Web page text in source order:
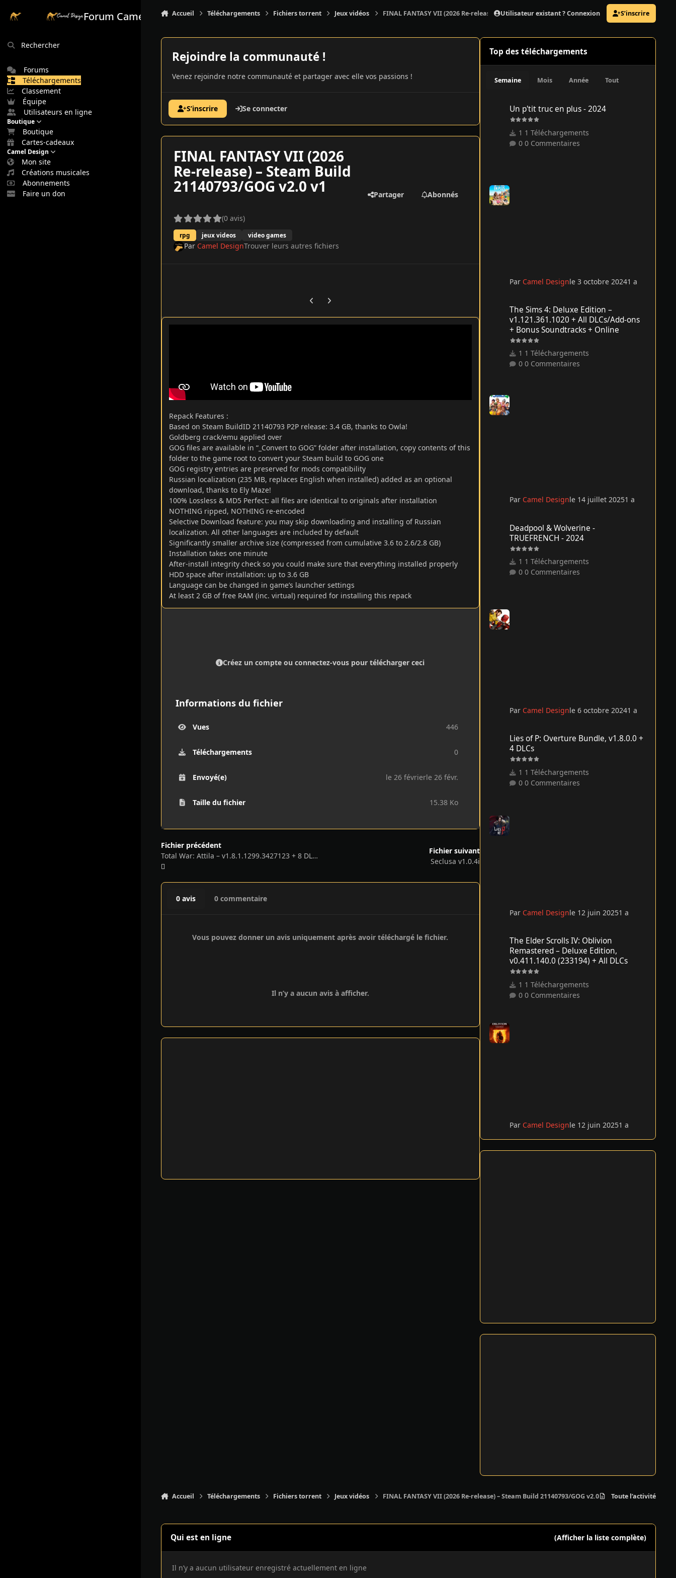
Forum Camel Design
Rechercher
Forums
Téléchargements
Classement
Équipe
Utilisateurs en ligne
Boutique
Boutique
Cartes-cadeaux
Camel Design
Mon site
Créations musicales
Abonnements
Faire un don
Accueil Téléchargements Fichiers torrent Jeux vidéos FINAL FANTASY VII (2026 Re-release) – Steam Build 21140793/GOG v2.0 v1
Utilisateur existant ? Connexion S’inscrire
Rejoindre la communauté !
Venez rejoindre notre communauté et partager avec elle vos passions !
S’inscrire Se connecter
FINAL FANTASY VII (2026
Re-release) – Steam Build
21140793/GOG v2.0 v1
(0 avis)
rpg jeux videos video games
Partager Abonnés
Par Camel DesignTrouver leurs autres fichiers
Previous carousel slide
Next carousel slide
Repack Features :
Based on Steam BuildID 21140793 P2P release: 3.4 GB, thanks to Owla!
Goldberg crack/emu applied over
GOG files are available in “_Convert to GOG” folder after installation, copy contents of this
folder to the game root to convert your Steam build to GOG one
GOG registry entries are preserved for mods compatibility
Russian localization (235 MB, replaces English when installed) added as an optional
download, thanks to Ely Maze!
100% Lossless & MD5 Perfect: all files are identical to originals after installation
NOTHING ripped, NOTHING re-encoded
Selective Download feature: you may skip downloading and installing of Russian
localization. All other languages are included by default
Significantly smaller archive size (compressed from cumulative 3.6 to 2.6/2.8 GB)
Installation takes one minute
After-install integrity check so you could make sure that everything installed properly
HDD space after installation: up to 3.6 GB
Language can be changed in game’s launcher settings
At least 2 GB of free RAM (inc. virtual) required for installing this repack
Créez un compte ou connectez-vous pour télécharger ceci
Informations du fichier
Vues 446
Téléchargements 0
Envoyé(e) le 26 févrierle 26 févr.
Taille du fichier 15.38 Ko
Fichier précédent
Total War: Attila – v1.8.1.1299.3427123 + 8 DLCs
Fichier suivant
Seclusa v1.0.4i
0 avis 0 commentaire
Vous pouvez donner un avis uniquement après avoir téléchargé le fichier.
Il n’y a aucun avis à afficher.
Top des téléchargements
Semaine Mois Année Tout
Un p'tit truc en plus - 2024
1 Téléchargements
0 Commentaires
Par Camel Designle 3 octobre 20241 a
The Sims 4: Deluxe Edition –
v1.121.361.1020 + All DLCs/Add-ons
+ Bonus Soundtracks + Online
1 Téléchargements
0 Commentaires
Par Camel Designle 14 juillet 20251 a
Deadpool & Wolverine -
TRUEFRENCH - 2024
1 Téléchargements
0 Commentaires
Par Camel Designle 6 octobre 20241 a
Lies of P: Overture Bundle, v1.8.0.0 +
4 DLCs
1 Téléchargements
0 Commentaires
Par Camel Designle 12 juin 20251 a
The Elder Scrolls IV: Oblivion
Remastered – Deluxe Edition,
v0.411.140.0 (233194) + All DLCs
1 Téléchargements
0 Commentaires
Par Camel Designle 12 juin 20251 a
Accueil Téléchargements Fichiers torrent Jeux vidéos FINAL FANTASY VII (2026 Re-release) – Steam Build 21140793/GOG v2.0 v1 Toute l’activité
Qui est en ligne (Afficher la liste complète)
Il n’y a aucun utilisateur enregistré actuellement en ligne